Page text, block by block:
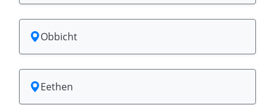
Obbicht
Eethen